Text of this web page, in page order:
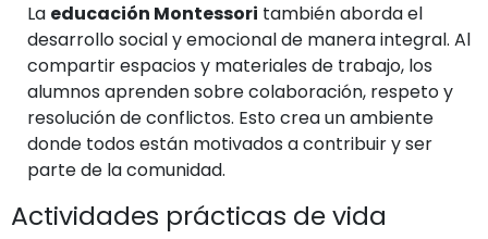
La educación Montessori también aborda el
desarrollo social y emocional de manera integral. Al
compartir espacios y materiales de trabajo, los
alumnos aprenden sobre colaboración, respeto y
resolución de conflictos. Esto crea un ambiente
donde todos están motivados a contribuir y ser
parte de la comunidad.
Actividades prácticas de vida